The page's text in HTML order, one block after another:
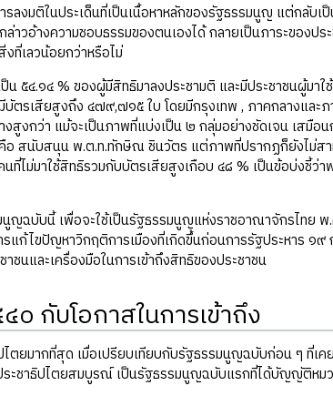
ลงมติในประเด็นที่เป็นเนื้อหาหลักของรัฐธรรมนูญ แต่กลับเ
าวอ้างความชอบธรรมของตนเองได้ กลายเป็นภาระของป
ที่เลวน้อยกว่าหรือไม่
๕๔.๑๔ % ของผู้มีสิทธิมาลงประชามติ และมีประชาชนผู้มา
รเสียสูงถึง ๔๗๙,๗๑๕ ใบ โดยมีกรุงเทพ , ภาคกลางและ
งกว่า แม้จะเป็นภาพที่แบ่งเป็น ๒ กลุ่มอย่างชัดเจน เสมือน
อ สนับสนุน พ.ต.ท.ทักษิณ ชินวัตร แต่ภาพที่ปรากฏก็ยังไม่สา
ที่ไม่มาใช้สิทธิรวมกับบัตรเสียสูงเกือบ ๔๘ % เป็นข้อบ่งชี้ว่
นูญฉบับนี้ เพื่อจะใช้เป็นรัฐธรรมนูญแห่งราชอาณาจักรไทย
แก้ไขปัญหาวิกฤติการเมืองที่เกิดขึ้นก่อนการรัฐประหาร ๑
นและเครื่องมือในการเข้าถึงสิทธิของประชาชน
กับโอกาสในการเข้าถึง
ยมากที่สุด เมื่อเปรียบเทียบกับรัฐธรรมนูญฉบับก่อน ๆ ที่เค
ะชาธิปไตยสมบูรณ์ เป็นรัฐธรรมนูญฉบับแรกที่ได้บัญญัติหม